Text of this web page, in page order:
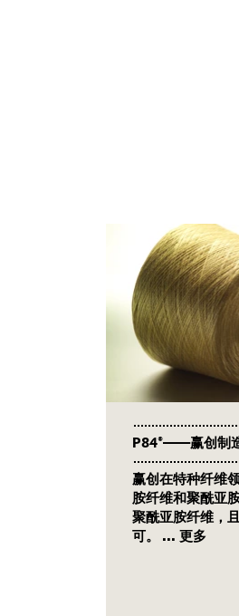
P84®——赢创制
赢创在特种纤维
胺纤维和聚酰亚
聚酰亚胺纤维，
可。
... 更多